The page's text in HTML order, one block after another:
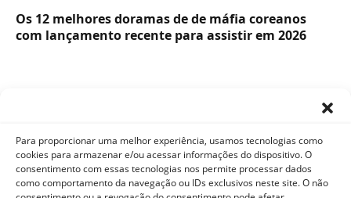
Para proporcionar uma melhor experiência, usamos tecnologias como
cookies para armazenar e/ou acessar informações do dispositivo. O
consentimento com essas tecnologias nos permite processar dados
como comportamento da navegação ou IDs exclusivos neste site. O não
Os 12 melhores doramas de de máfia coreanos
com lançamento recente para assistir em 2026
FacebookX
InstagramPinterestYouTubeTumblr WhatsApp